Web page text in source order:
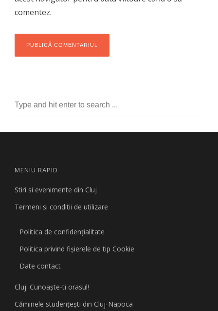
comentez.
MENIU RAPID
Stiri si evenimente din Cluj
Termeni si conditii de utilizare
Politica de confidențialitate
Politica privind fişierele de tip Cookie
Date contact
Cluj: Cunoaşte-ti orasul!
Căminele studenţeşti din Cluj-Napoca